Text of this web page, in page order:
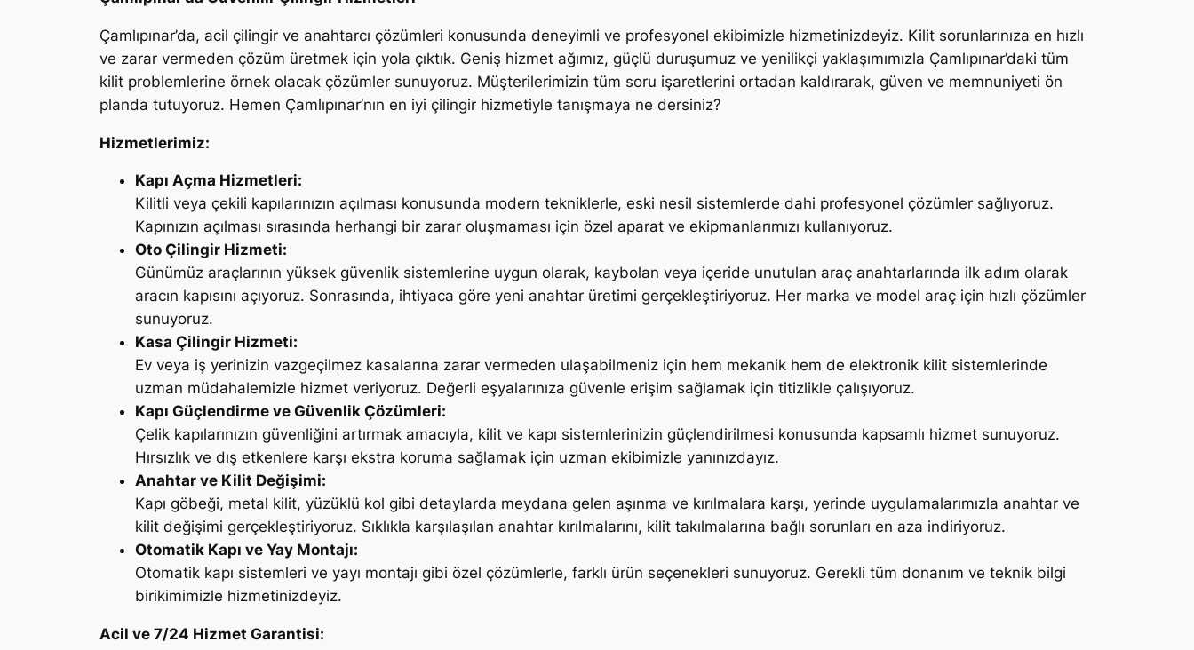
Çamlıpınar’da, acil çilingir ve anahtarcı çözümleri konusunda deneyimli ve profesyonel ekibimizle hizmetinizdeyiz. Kilit sorunlarınıza en hızlı
ve zarar vermeden çözüm üretmek için yola çıktık. Geniş hizmet ağımız, güçlü duruşumuz ve yenilikçi yaklaşımımızla Çamlıpınar’daki tüm
kilit problemlerine örnek olacak çözümler sunuyoruz. Müşterilerimizin tüm soru işaretlerini ortadan kaldırarak, güven ve memnuniyeti ön
planda tutuyoruz. Hemen Çamlıpınar’nın en iyi çilingir hizmetiyle tanışmaya ne dersiniz?
Hizmetlerimiz:
Kapı Açma Hizmetleri:
Kilitli veya çekili kapılarınızın açılması konusunda modern tekniklerle, eski nesil sistemlerde dahi profesyonel çözümler sağlıyoruz.
Kapınızın açılması sırasında herhangi bir zarar oluşmaması için özel aparat ve ekipmanlarımızı kullanıyoruz.
Oto Çilingir Hizmeti:
Günümüz araçlarının yüksek güvenlik sistemlerine uygun olarak, kaybolan veya içeride unutulan araç anahtarlarında ilk adım olarak
aracın kapısını açıyoruz. Sonrasında, ihtiyaca göre yeni anahtar üretimi gerçekleştiriyoruz. Her marka ve model araç için hızlı çözümler
sunuyoruz.
Kasa Çilingir Hizmeti:
Ev veya iş yerinizin vazgeçilmez kasalarına zarar vermeden ulaşabilmeniz için hem mekanik hem de elektronik kilit sistemlerinde
uzman müdahalemizle hizmet veriyoruz. Değerli eşyalarınıza güvenle erişim sağlamak için titizlikle çalışıyoruz.
Kapı Güçlendirme ve Güvenlik Çözümleri:
Çelik kapılarınızın güvenliğini artırmak amacıyla, kilit ve kapı sistemlerinizin güçlendirilmesi konusunda kapsamlı hizmet sunuyoruz.
Hırsızlık ve dış etkenlere karşı ekstra koruma sağlamak için uzman ekibimizle yanınızdayız.
Anahtar ve Kilit Değişimi:
Kapı göbeği, metal kilit, yüzüklü kol gibi detaylarda meydana gelen aşınma ve kırılmalara karşı, yerinde uygulamalarımızla anahtar ve
kilit değişimi gerçekleştiriyoruz. Sıklıkla karşılaşılan anahtar kırılmalarını, kilit takılmalarına bağlı sorunları en aza indiriyoruz.
Otomatik Kapı ve Yay Montajı:
Otomatik kapı sistemleri ve yayı montajı gibi özel çözümlerle, farklı ürün seçenekleri sunuyoruz. Gerekli tüm donanım ve teknik bilgi
birikimimizle hizmetinizdeyiz.
Acil ve 7/24 Hizmet Garantisi: